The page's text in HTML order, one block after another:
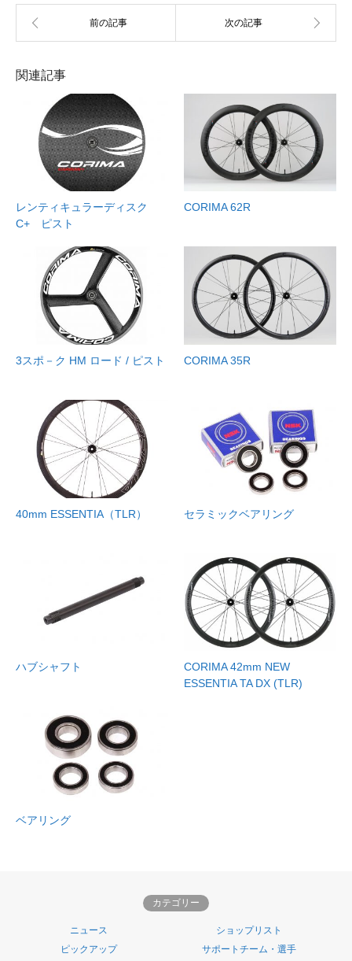
関連記事
レンティキュラーディスク
C+ ピスト
CORIMA 62R
3スポ－ク HM ロード / ピスト CORIMA 35R
40mm ESSENTIA（TLR） セラミックベアリング
ハブシャフト
CORIMA 42mm NEW
ESSENTIA TA DX (TLR)
ベアリング
カテゴリー
ニュース
ショップリスト
ピックアップ
サポートチーム・選手